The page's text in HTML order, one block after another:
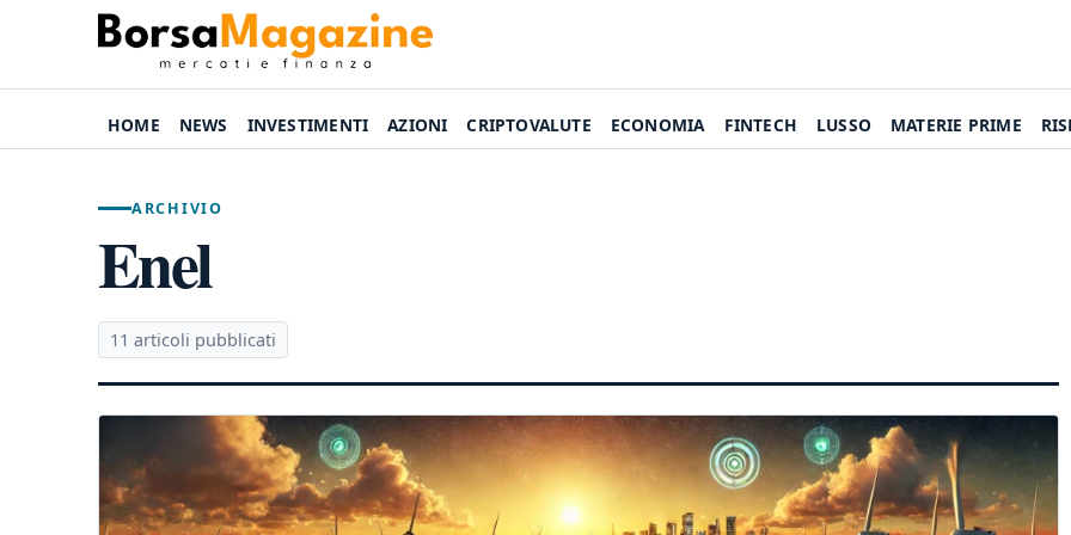
HOME NEWS INVESTIMENTI AZIONI CRIPTOVALUTE ECONOMIA FINTECH LUSSO MATERIE PRIME
ARCHIVIO
Enel
11 articoli pubblicati